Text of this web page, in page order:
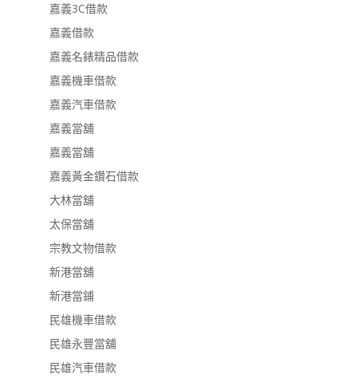
嘉義3C借款
嘉義借款
嘉義名錶精品借款
嘉義機車借款
嘉義汽車借款
嘉義當舖
嘉義當舖
嘉義黃金鑽石借款
大林當舖
太保當舖
宗教文物借款
新港當舖
新港當鋪
民雄機車借款
民雄永豐當舖
民雄汽車借款